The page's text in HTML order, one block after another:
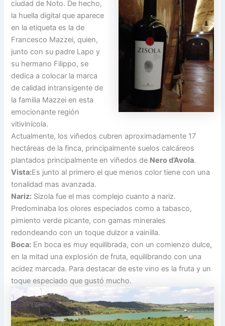
ciudad de Noto. De hecho,
la huella digital que aparece
en la etiqueta es la de
Francesco Mazzei, quien,
junto con su padre Lapo y
su hermano Filippo, se
dedica a colocar la marca
de calidad intransigente de
la familia Mazzei en esta
emocionante región
vitivinícola.
Actualmente, los viñedos cubren aproximadamente 17
hectáreas de la finca, principalmente suelos calcáreos
plantados principalmente en viñedos de Nero d’Avola.
Vista:Es junto al primero el que menos color tiene con una
tonalidad mas avanzada.
Nariz: Sizola fue el mas complejo cuanto a nariz.
Predominaba los olores especiados como a tabasco,
pimiento verde picante, con gamas minerales
redondeando con un toque dulzor a vainilla.
Boca: En boca es muy equilibrada, con un comienzo dulce,
en la mitad una explosión de fruta, equilibrando con una
acidez marcada. Para destacar de este vino es la fruta y un
toque especiado que gustó mucho.